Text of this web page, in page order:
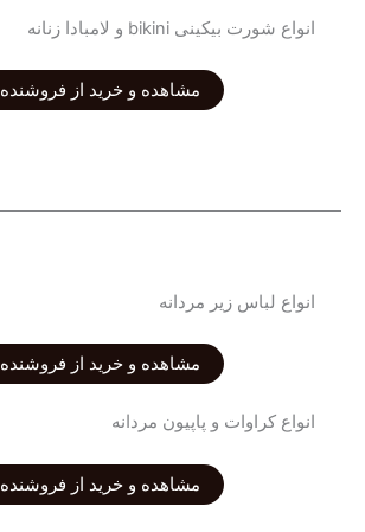
انواع شورت بیکینی bikini و لامبادا زنانه
مشاهده و خرید از فروشنده
انواع لباس زیر مردانه
مشاهده و خرید از فروشنده
انواع کراوات و پاپیون مردانه
مشاهده و خرید از فروشنده